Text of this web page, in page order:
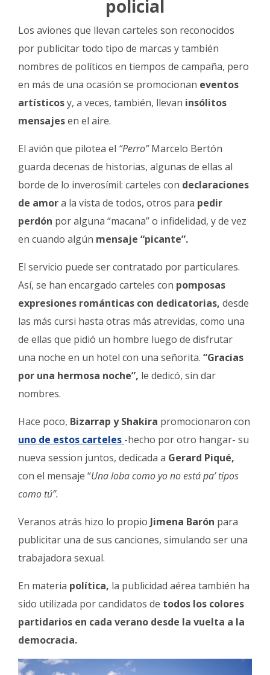
policial
Los aviones que llevan carteles son reconocidos
por publicitar todo tipo de marcas y también
nombres de políticos en tiempos de campaña, pero
en más de una ocasión se promocionan eventos
artísticosy, a veces, también, llevan insólitos
mensajesen el aire.
El avión que pilotea el “Perro”Marcelo Bertón
guarda decenas de historias, algunas de ellas al
borde de lo inverosímil: carteles con declaraciones
de amora la vista de todos, otros para pedir
perdón por alguna “macana” o infidelidad, y de vez
en cuando algún mensaje “picante”.
El servicio puede ser contratado por particulares.
Así, se han encargado carteles con pomposas
expresiones románticas con dedicatorias, desde
las más cursi hasta otras más atrevidas, como una
de ellas que pidió un hombre luego de disfrutar
una noche en un hotel con una señorita. “Gracias
por una hermosa noche”, le dedicó, sin dar
nombres.
Hace poco, Bizarrap y Shakira promocionaron con
uno de estos carteles -hecho por otro hangar- su
nueva session juntos, dedicada a Gerard Piqué,
con el mensaje “Una loba como yo no está pa’ tipos
como tú”.
Veranos atrás hizo lo propio Jimena Barón para
publicitar una de sus canciones, simulando ser una
trabajadora sexual.
En materia política, la publicidad aérea también ha
sido utilizada por candidatos de todos los colores
partidarios en cada verano desde la vuelta a la
democracia.